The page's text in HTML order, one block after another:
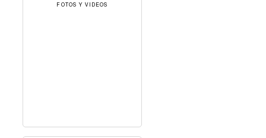
FOTOS Y VIDEOS